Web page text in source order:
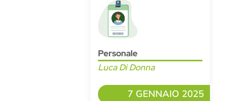
Personale
Luca Di Donna
7 GENNAIO 2025